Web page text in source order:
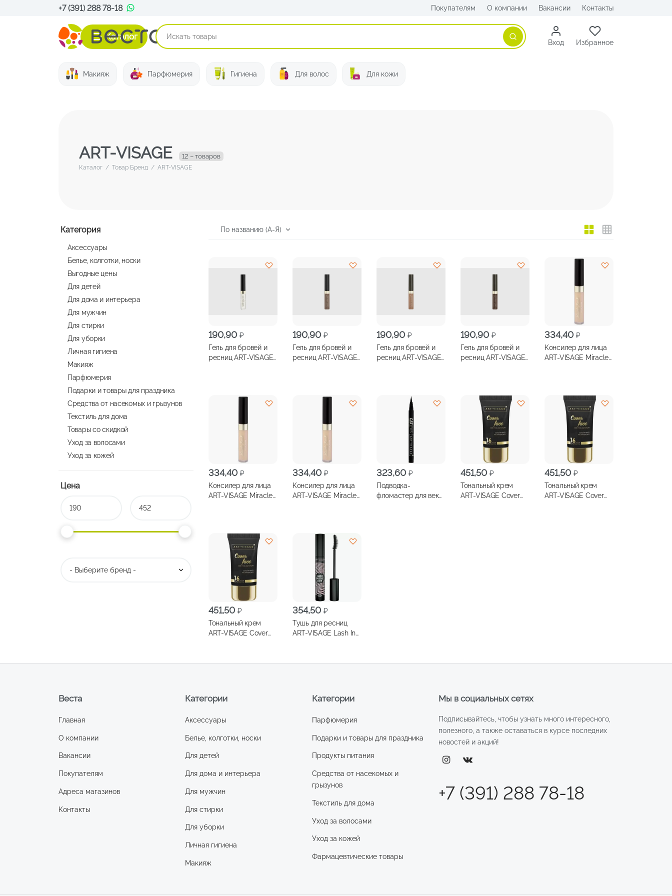
+7 (391) 288 78-18 Покупателям О компании Вакансии Контакты
Каталог
Поиск
Вход Избранное
Макияж Парфюмерия Гигиена Для волос Для кожи
ART-VISAGE 12 – товаров
Каталог / Товар Бренд / ART-VISAGE
Категория
Аксессуары
Белье, колготки, носки
Выгодные цены
Для детей
Для дома и интерьера
Для мужчин
Для стирки
Для уборки
Личная гигиена
Макияж
Парфюмерия
Подарки и товары для праздника
Средства от насекомых и грызунов
Текстиль для дома
Товары со скидкой
Уход за волосами
Уход за кожей
Цена
190,90 ₽
Гель для бровей и
ресниц ART-VISAGE
190,90 ₽
Гель для бровей и
ресниц ART-VISAGE
190,90 ₽
Гель для бровей и
ресниц ART-VISAGE
190,90 ₽
Гель для бровей и
ресниц ART-VISAGE
334,40 ₽
Консилер для лица
ART-VISAGE Miracle
334,40 ₽
Консилер для лица
ART-VISAGE Miracle
334,40 ₽
Консилер для лица
ART-VISAGE Miracle
323,60 ₽
Подводка-
фломастер для век
451,50 ₽
Тональный крем
ART-VISAGE Cover
451,50 ₽
Тональный крем
ART-VISAGE Cover
451,50 ₽
Тональный крем
ART-VISAGE Cover
354,50 ₽
Тушь для ресниц
ART-VISAGE Lash In
Мы в социальных сетях
Подписывайтесь, чтобы узнать много интересного,
полезного, а также оставаться в курсе последних
новостей и акций!
+7 (391) 288 78-18
Категории
Аксессуары
Белье, колготки, носки
Для детей
Для дома и интерьера
Для мужчин
Для стирки
Для уборки
Личная гигиена
Макияж
Категории
Парфюмерия
Подарки и товары для праздника
Продукты питания
Средства от насекомых и
грызунов
Текстиль для дома
Уход за волосами
Уход за кожей
Фармацевтические товары
Веста
Главная
О компании
Вакансии
Покупателям
Адреса магазинов
Контакты